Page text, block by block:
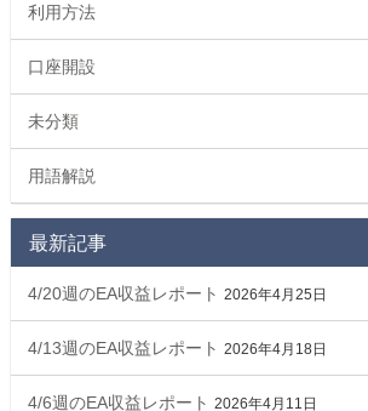
利用方法
口座開設
未分類
用語解説
最新記事
4/20週のEA収益レポート 2026年4月25日
4/13週のEA収益レポート 2026年4月18日
4/6週のEA収益レポート 2026年4月11日